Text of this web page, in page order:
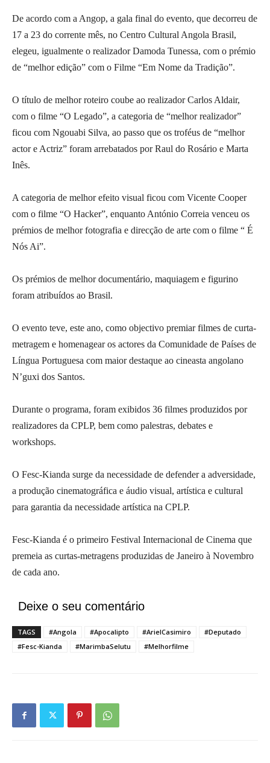
De acordo com a Angop, a gala final do evento, que decorreu de
17 a 23 do corrente mês, no Centro Cultural Angola Brasil,
elegeu, igualmente o realizador Damoda Tunessa, com o prémio
de “melhor edição” com o Filme “Em Nome da Tradição”.
O título de melhor roteiro coube ao realizador Carlos Aldair,
com o filme “O Legado”, a categoria de “melhor realizador”
ficou com Ngouabi Silva, ao passo que os troféus de “melhor
actor e Actriz” foram arrebatados por Raul do Rosário e Marta
Inês.
A categoria de melhor efeito visual ficou com Vicente Cooper
com o filme “O Hacker”, enquanto António Correia venceu os
prémios de melhor fotografia e direcção de arte com o filme “ É
Nós Ai”.
Os prémios de melhor documentário, maquiagem e figurino
foram atribuídos ao Brasil.
O evento teve, este ano, como objectivo premiar filmes de curta-
metragem e homenagear os actores da Comunidade de Países de
Língua Portuguesa com maior destaque ao cineasta angolano
N’guxi dos Santos.
Durante o programa, foram exibidos 36 filmes produzidos por
realizadores da CPLP, bem como palestras, debates e
workshops.
O Fesc-Kianda surge da necessidade de defender a adversidade,
a produção cinematográfica e áudio visual, artística e cultural
para garantia da necessidade artística na CPLP.
Fesc-Kianda é o primeiro Festival Internacional de Cinema que
premeia as curtas-metragens produzidas de Janeiro à Novembro
de cada ano.
Deixe o seu comentário
TAGS #Angola #Apocalipto #ArielCasimiro
#Deputado
#Fesc-Kianda
#MarimbaSelutu #Melhorfilme